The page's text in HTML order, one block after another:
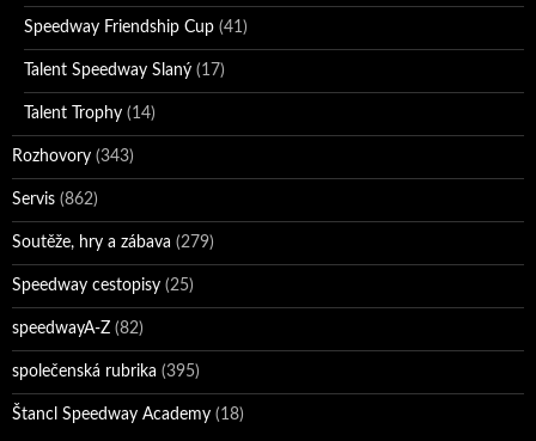
Speedway Friendship Cup (41)
Talent Speedway Slaný (17)
Talent Trophy (14)
Rozhovory (343)
Servis (862)
Soutěže, hry a zábava (279)
Speedway cestopisy (25)
speedwayA-Z (82)
společenská rubrika (395)
Štancl Speedway Academy (18)